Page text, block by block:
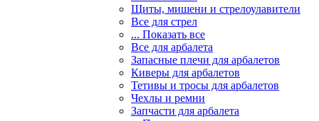
Щиты, мишени и стрелоулавители
Все для стрел
... Показать все
Все для арбалета
Запасные плечи для арбалетов
Киверы для арбалетов
Тетивы и тросы для арбалетов
Чехлы и ремни
Запчасти для арбалета